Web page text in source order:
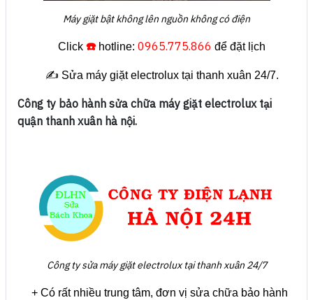
Máy giặt bật không lên nguồn không có điện
Click ☎️ hotline: 0965.775.866 để đặt lịch
✍️ Sửa máy giặt electrolux tại thanh xuân 24/7.
Công ty bảo hành sửa chữa máy giặt electrolux tại
quận thanh xuân hà nội.
Công ty sửa máy giặtelectrolux tại thanh xuân 24/7
+ Có rất nhiều trung tâm, đơn vị sửa chữa bảo hành